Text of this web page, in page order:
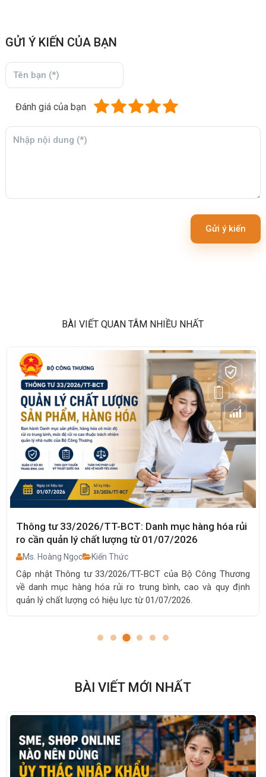
GỬI Ý KIẾN CỦA BẠN
Đánh giá của bạn
Gửi ý kiến
BÀI VIẾT QUAN TÂM NHIỀU NHẤT
rủi
định
Cách nhập hàng 1688, tự order 1688 về Việt
Nhanh, Tối Ưu Chi Phí
Ms. Hoàng Ngọc Order Hàng Trung Quốc
Hướng dẫn cách nhập hàng 1688, tự order 1688
Nam chi tiết từ A-Z. Kinh nghiệm tìm nguồn hàng,
toán và vận chuyển mới nhất 2026.
BÀI VIẾT MỚI NHẤT